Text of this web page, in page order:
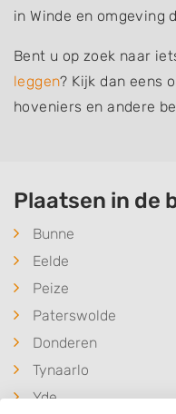
in Winde en omgeving
Bent u op zoek naar
leggen? Kijk dan eens
hoveniers en andere
Plaatsen in de
Bunne
Eelde
Peize
Paterswolde
Donderen
Tynaarlo
Yde